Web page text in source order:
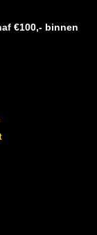
€100,- binnen